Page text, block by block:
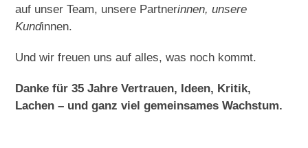
auf unser Team, unsere Partnerinnen, unsere
Kundinnen.
Und wir freuen uns auf alles, was noch kommt.
Danke für 35 Jahre Vertrauen, Ideen, Kritik,
Lachen – und ganz viel gemeinsames Wachstum.